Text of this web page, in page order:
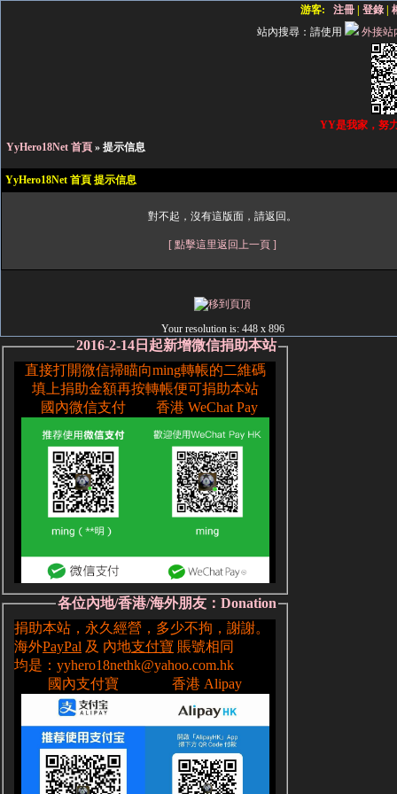
游客: 注冊 登錄
站內搜尋： 請使用 外接站
YY是我家，努
YyHero18Net 首頁» 提示信息
YyHero18Net 首頁 提示信息
對不起，沒有這版面，請返回。
[ 點擊這里返回上一頁 ]
Your resolution is: 448 x 896
2016-2-14日起新增微信捐助本站
各位內地/香港/海外朋友：Donation